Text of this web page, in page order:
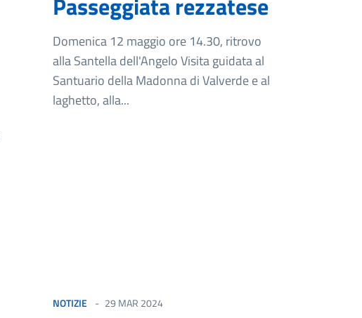
Domenica 12 maggio ore 14.30, ritrovo
alla Santella dell'Angelo Visita guidata al
Santuario della Madonna di Valverde e al
laghetto, alla...
NOTIZIE 29 MAR 2024